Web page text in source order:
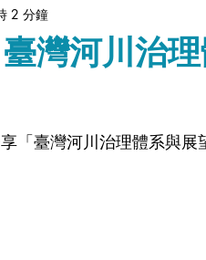
臺灣河川治
2 分鐘
「臺灣河川治理體系與展